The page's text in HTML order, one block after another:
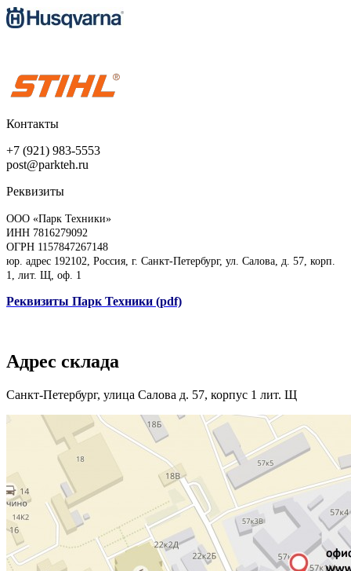
Контакты
+7 (921) 983-5553
post@parkteh.ru
Реквизиты
ООО «Парк Техники»
ИНН 7816279092
ОГРН 1157847267148
юр. адрес 192102, Россия, г. Санкт-Петербург, ул. Салова, д. 57, корп.
1, лит. Щ, оф. 1
Реквизиты Парк Техники (pdf)
Адрес склада
Санкт-Петербург, улица Салова д. 57, корпус 1 лит. Щ